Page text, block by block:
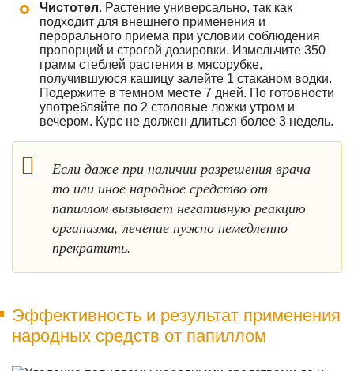
Чистотел. Растение универсально, так как
подходит для внешнего применения и
перорального приема при условии соблюдения
пропорций и строгой дозировки. Измельчите 350
грамм стеблей растения в мясорубке,
получившуюся кашицу залейте 1 стаканом водки.
Подержите в темном месте 7 дней. По готовности
употребляйте по 2 столовые ложки утром и
вечером. Курс не должен длиться более 3 недель.
Если даже при наличии разрешения врача
то или иное народное средство от
папиллом вызывает негативную реакцию
организма, лечение нужно немедленно
прекратить.
Эффективность и результат применения
народных средств от папиллом